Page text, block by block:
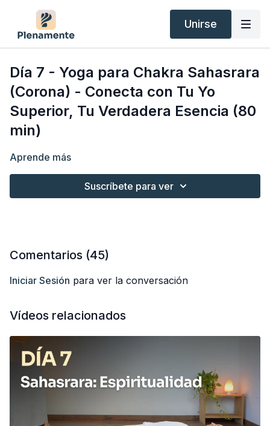
Unirse
Día 7 - Yoga para Chakra Sahasrara
(Corona) - Conecta con Tu Yo
Superior, Tu Verdadera Esencia (80
min)
Aprende más
Suscríbete para ver
Comentarios (45)
Iniciar Sesión para ver la conversación
Vídeos relacionados